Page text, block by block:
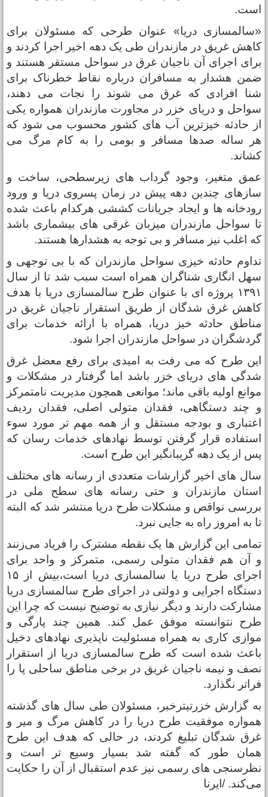
دریا» عنوان طرحی که مسئولان برای
غریق در مازندران طی یک دهه اخیر اجرا کردند و
اجرای آن ناجیان غرق در سواحل مستقر هستند و
هشدار به مسافران درباره نقاط خطرناک برای
افرادی که غرق می شوند را نجات می دهند،
و دریای خزر در مجاورت مازندران همواره یکی
حادثه خیزترین آب های کشور محسوب می شود که
ساله صدها مسافر و بومی را به کام مرگ می
متغیر، وجود گرداب های زیرسطحی، ساخت و
چندین دهه پیش در زمان پسروی دریا و ورود
ها و ایجاد جریانات کششی هرکدام باعث شده
سواحل مازندران میزبان غرقی های بیشماری باشد
اغلب نیز مسافر و بی توجه به هشدارها هستند.
حادثه خیزی سواحل مازندران که با بی توجهی و
انگاری شناگران همراه است سبب شد تا از سال
۱۳۹۱ پروژه ای با عنوان طرح سالمسازی دریا با هدف
غرق شدگان از طریق استقرار ناجیان غریق در
حادثه خیز دریا، همراه با ارائه خدمات برای
در سواحل مازندران اجرا شود.
طرح که می رفت به امیدی برای رفع معضل غرق
های دریای خزر باشد اما گرفتار در مشکلات و
اولیه باقی ماند؛ ‌موانعی همچون مدیریت نامتمرکز
چند دستگاهی، فقدان متولی اصلی، فقدان ردیف
و بودجه مستقل و از همه مهم تر مورد سوء
قرار گرفتن توسط نهادهای خدمات رسان که
از یک دهه گریبانگیر این طرح است.
های اخیر گزارشات متعددی از رسانه های مختلف
مازندران و حتی رسانه های سطح ملی در
نواقص و مشکلات طرح دریا منتشر شد که البته
به امروز راه به جایی نبرد.
این گزارش ها یک نقطه مشترک را فریاد می‌زنند
آن هم فقدان متولی رسمی، متمرکز و واحد برای
اجرای طرح دریا یا سالمسازی دریا است،بیش از ۱۵
اجرایی و دولتی در اجرای طرح سالمسازی دریا
دارند و دیگر نیازی به توضیح نیست که چرا این
نتوانسته موفق عمل کند. همین چند پارگی و
کاری به همراه مسئولیت ناپذیری نهادهای دخیل
شده است که طرح سالمسازی دریا از استقرار
و نیمه ناجیان غریق در برخی مناطق ساحلی پا را
نگذارد.
گزارش خزرتیترخبر، مسئولان طی سال های گذشته
موفقیت طرح دریا را در کاهش مرگ و میر و
شدگان تبلیغ کردند، در حالی که هدف این طرح
طور که گفته شد بسیار وسیع تر است و
های رسمی نیز عدم استقبال از آن را حکایت
/ایرنا